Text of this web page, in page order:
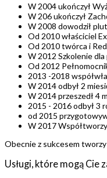
W 2004 ukończył
W 206 ukończył
W 2008 dowodził
Od 2010 właściciel
Od 2010 twórca i
W 2012 Szkolenie
Od 2012
2013 -2018
W 2014 odbył 2
W 2014 przeszedł 4
2015 - 2016 odbył 3
od 2015
W 2017
Obecnie z sukcesem tworzy
Usługi, które mogą Cie